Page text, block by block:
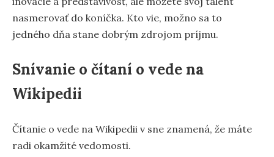
nasmerovať do koníčka. Kto vie, možno sa to
jedného dňa stane dobrým zdrojom príjmu.
Snívanie o čítaní o vede na
Wikipedii
Čítanie o vede na Wikipedii v sne znamená, že máte
radi okamžité vedomosti.